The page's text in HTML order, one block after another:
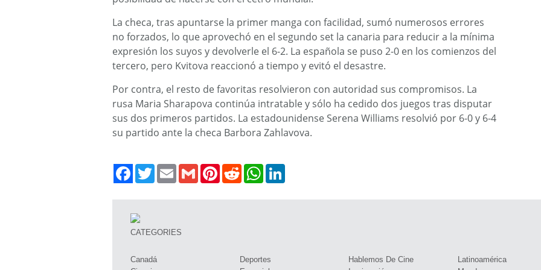
La checa, tras apuntarse la primer manga con facilidad, sumó numerosos errores
no forzados, lo que aprovechó en el segundo set la canaria para reducir a la mínima
expresión los suyos y devolverle el 6-2. La española se puso 2-0 en los comienzos del
tercero, pero Kvitova reaccionó a tiempo y evitó el desastre.
Por contra, el resto de favoritas resolvieron con autoridad sus compromisos. La
rusa Maria Sharapova continúa intratable y sólo ha cedido dos juegos tras disputar
sus dos primeros partidos. La estadounidense Serena Williams resolvió por 6-0 y 6-4
su partido ante la checa Barbora Zahlavova.
TwitterEmail Gmail PinterestRedditWhatsApp
CATEGORIES
Canadá
Deportes
Hablemos De Cine
Latinoamérica